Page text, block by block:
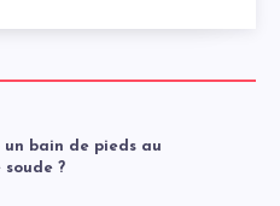
bain de pieds au
?